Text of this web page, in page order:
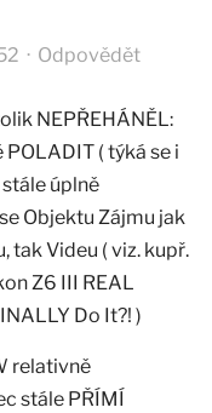
· Odpovědět
NEPŘEHÁNĚL:
( týká se i
stále úplně
Objektu Zájmu jak
tak Videu ( viz. kupř.
Z6 III REAL
Do It?! )
relativně
stále PŘÍMÍ